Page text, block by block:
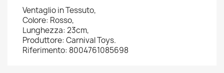
Ventaglio in Tessuto,
Colore: Rosso,
Lunghezza: 23cm,
Produttore: Carnival Toys.
Riferimento: 8004761085698